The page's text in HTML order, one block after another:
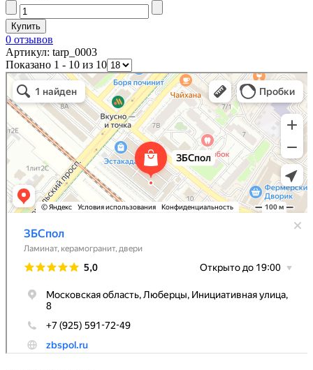
0 отзывов
Артикул: tarp_0003
Показано 1 - 10 из 10